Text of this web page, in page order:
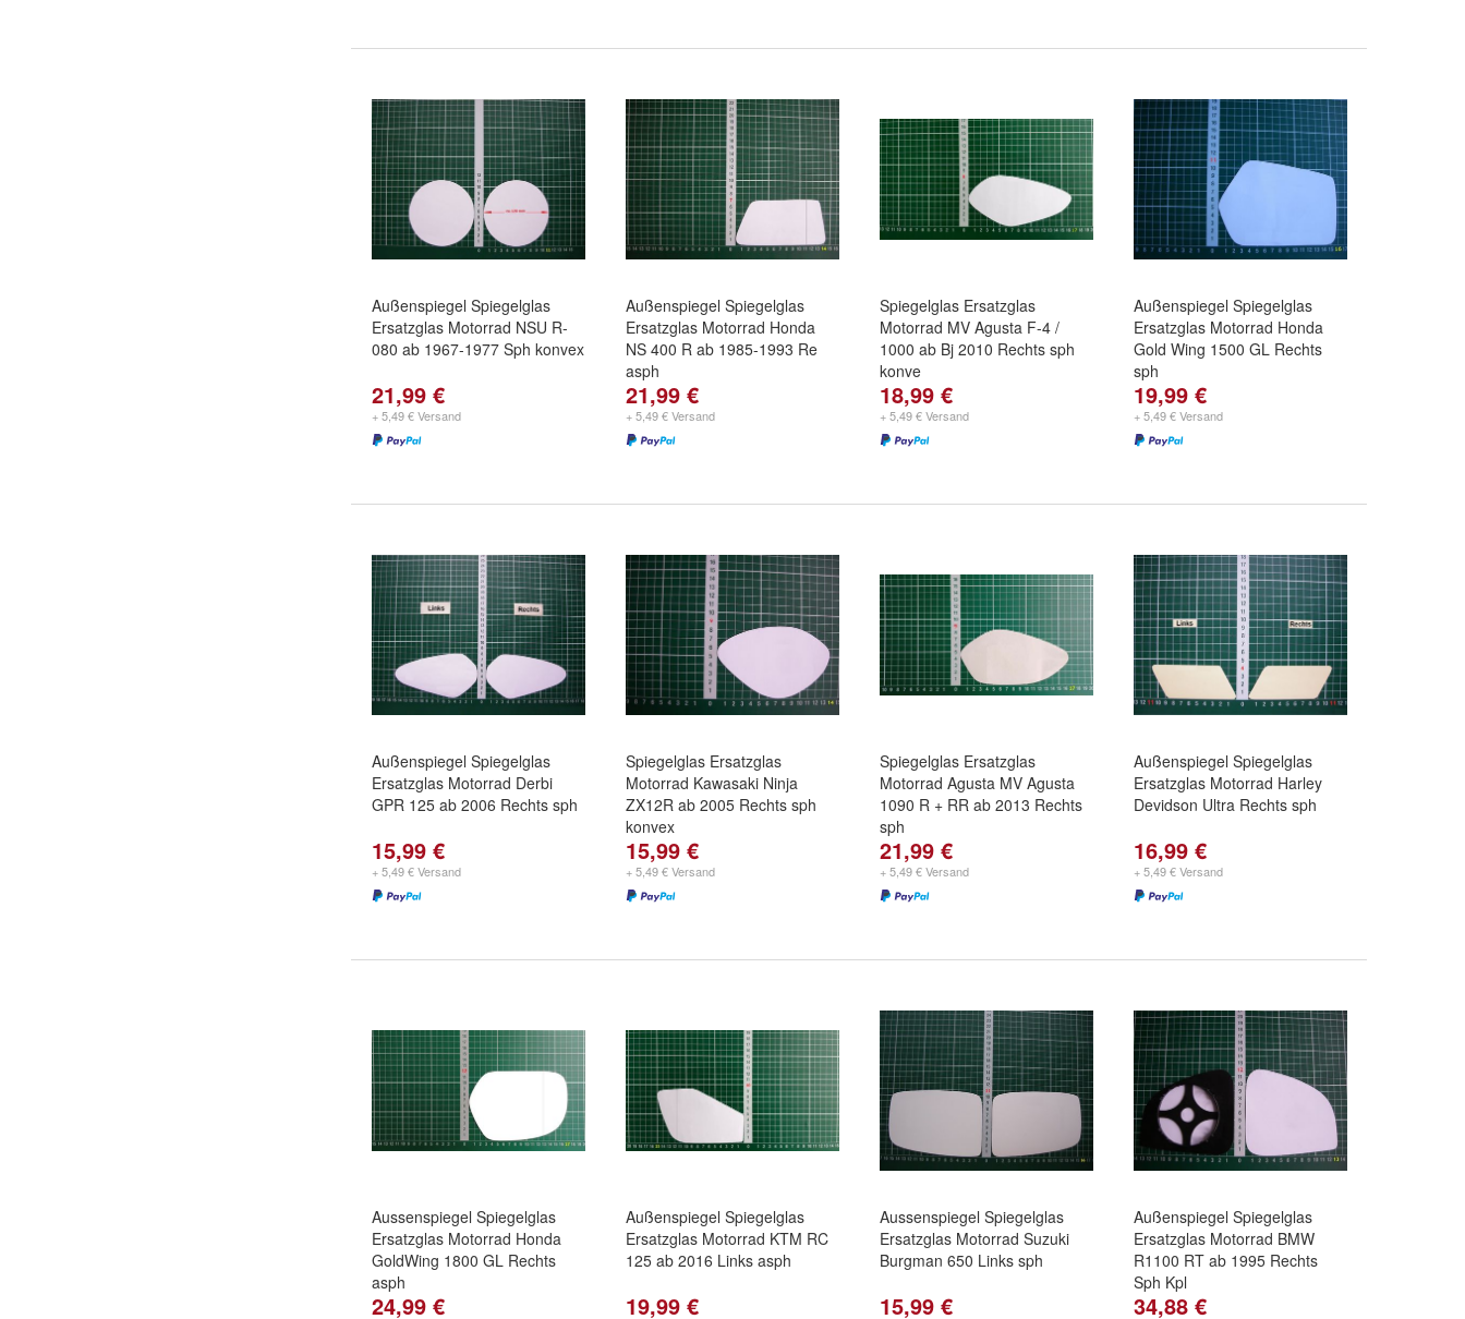
Außenspiegel Spiegelglas
Ersatzglas Motorrad NSU R-
080 ab 1967-1977 Sph konvex
21,99 €
+ 5,49 € Versand
Außenspiegel Spiegelglas
Ersatzglas Motorrad Honda
NS 400 R ab 1985-1993 Re
asph
21,99 €
+ 5,49 € Versand
Spiegelglas Ersatzglas
Motorrad MV Agusta F-4 /
1000 ab Bj 2010 Rechts sph
konve
18,99 €
+ 5,49 € Versand
Außenspiegel Spiegelglas
Ersatzglas Motorrad Honda
Gold Wing 1500 GL Rechts
sph
19,99 €
+ 5,49 € Versand
Außenspiegel Spiegelglas
Ersatzglas Motorrad Derbi
GPR 125 ab 2006 Rechts sph
15,99 €
+ 5,49 € Versand
Spiegelglas Ersatzglas
Motorrad Kawasaki Ninja
ZX12R ab 2005 Rechts sph
konvex
15,99 €
+ 5,49 € Versand
Spiegelglas Ersatzglas
Motorrad Agusta MV Agusta
1090 R + RR ab 2013 Rechts
sph
21,99 €
+ 5,49 € Versand
Außenspiegel Spiegelglas
Ersatzglas Motorrad Harley
Devidson Ultra Rechts sph
16,99 €
+ 5,49 € Versand
Aussenspiegel Spiegelglas
Ersatzglas Motorrad Honda
GoldWing 1800 GL Rechts
asph
24,99 €
Außenspiegel Spiegelglas
Ersatzglas Motorrad KTM RC
125 ab 2016 Links asph
19,99 €
Aussenspiegel Spiegelglas
Ersatzglas Motorrad Suzuki
Burgman 650 Links sph
15,99 €
Außenspiegel Spiegelglas
Ersatzglas Motorrad BMW
R1100 RT ab 1995 Rechts
Sph Kpl
34,88 €